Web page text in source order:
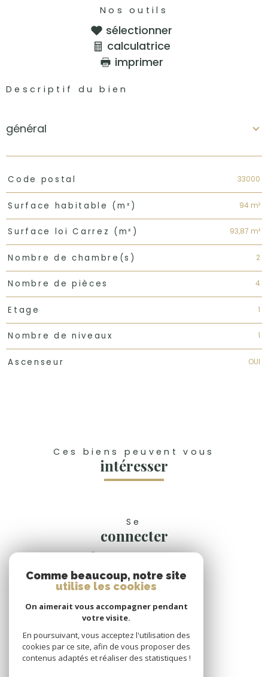
Nos outils
sélectionner
calculatrice
imprimer
Descriptif du bien
général
TRAD_PAMPERO_Caracteristique
Code postal 33000
Surface habitable (m²) 94 m²
Surface loi Carrez (m²) 93,87 m²
Nombre de chambre(s) 2
Nombre de pièces 4
Etage 1
Nombre de niveaux 1
Ascenseur OUI
Ces biens peuvent vous
intéresser
Se
connecter
Nous
Nous
adhérons
Comme beaucoup, notre site
utilise les cookies
On aimerait vous accompagner pendant
votre visite.
En poursuivant, vous acceptez l'utilisation des
cookies par ce site, afin de vous proposer des
contenus adaptés et réaliser des statistiques !